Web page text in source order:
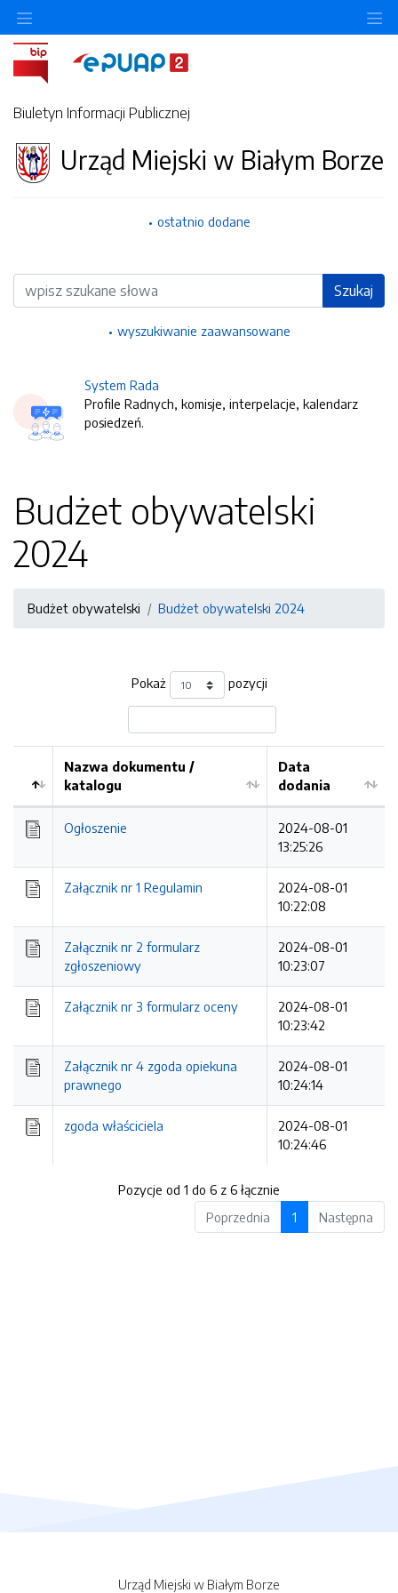
Biuletyn Informacji Publicznej
Urząd Miejski w Białym Borze
ostatnio dodane
Wyszukiwarka Szukaj
wyszukiwanie zaawansowane
System Rada
Profile Radnych, komisje, interpelacje, kalendarz
posiedzeń.
Budżet obywatelski
2024
Budżet obywatelski Budżet obywatelski 2024
Pokaż pozycji
Kolejność
Nazwa dokumentu /
katalogu
Data
dodania
Ogłoszenie
2024-08-01
13:25:26
Załącznik nr 1 Regulamin
2024-08-01
10:22:08
Załącznik nr 2 formularz
zgłoszeniowy
2024-08-01
10:23:07
Załącznik nr 3 formularz oceny
2024-08-01
10:23:42
Załącznik nr 4 zgoda opiekuna
prawnego
2024-08-01
10:24:14
zgoda właściciela
2024-08-01
10:24:46
Pozycje od 1 do 6 z 6 łącznie
Poprzednia
1 Następna
Urząd Miejski w Białym Borze